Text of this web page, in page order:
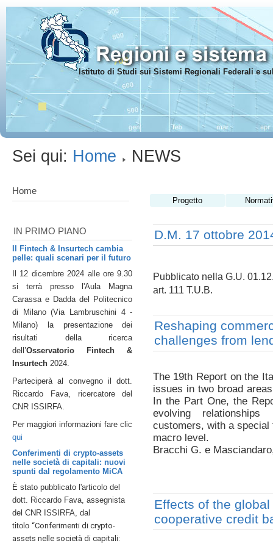
Istituto di Studi sui Sistemi Regionali Federali e
Sei qui: Home NEWS
Home
IN PRIMO PIANO
Il Fintech & Insurtech cambia
pelle: quali scenari per il futuro
Il 12 dicembre 2024 alle ore 9.30
si terrà presso l'Aula Magna
Carassa e Dadda del Politecnico
di Milano (Via Lambruschini 4 -
Milano) la presentazione dei
risultati della ricerca
dell’Osservatorio Fintech &
Insurtech 2024.
Parteciperà al convegno il dott.
Riccardo Fava, ricercatore del
CNR ISSIRFA.
Per maggiori informazioni fare clic
qui
Conferimenti di crypto-assets
nelle società di capitali: nuovi
spunti dal regolamento MiCA
È stato pubblicato l'articolo del
dott. Riccardo Fava, assegnista
del CNR ISSIRFA, dal
titolo “Conferimenti di crypto-
assets nelle società di capitali:
Progetto
D.M. 17 ottobre
Pubblicato nella G.U.
art. 111 T.U.B.
Reshaping
challenges from
The 19th Report on the
issues in two broad
In the Part One, the
evolving
customers, with a
macro level.
Bracchi G. e
Effects of the
cooperative credit